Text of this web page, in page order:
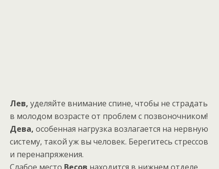
Лев, уделяйте внимание спине, чтобы не страдать
в молодом возрасте от проблем с позвоночником!
Дева, особенная нагрузка возлагается на нервную
систему, такой уж вы человек. Берегитесь стрессов
и перенапряжения.